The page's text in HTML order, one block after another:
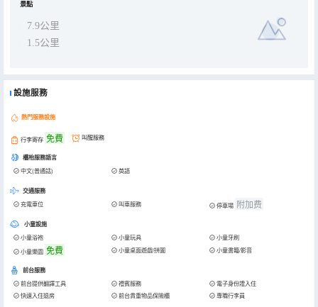
景點
7.9公里
1.5公里
設施服務
熱門服務設施
行李寄存 免費 叫醒服務
櫃枱服務語言
中文(普通話) 英語
交通服務
充電車位 叫車服務 停車場 附加费
小童設施
小童浴袍 小童玩具
小童牙刷
小童樂園 免費 小童桌面遊戲/拼圖 小童書籍/影音
前台服務
前台提供翻譯工具 禮賓服務
電子身份證入住
快速入住退房
前台貴重物品保險櫃 專職行李員